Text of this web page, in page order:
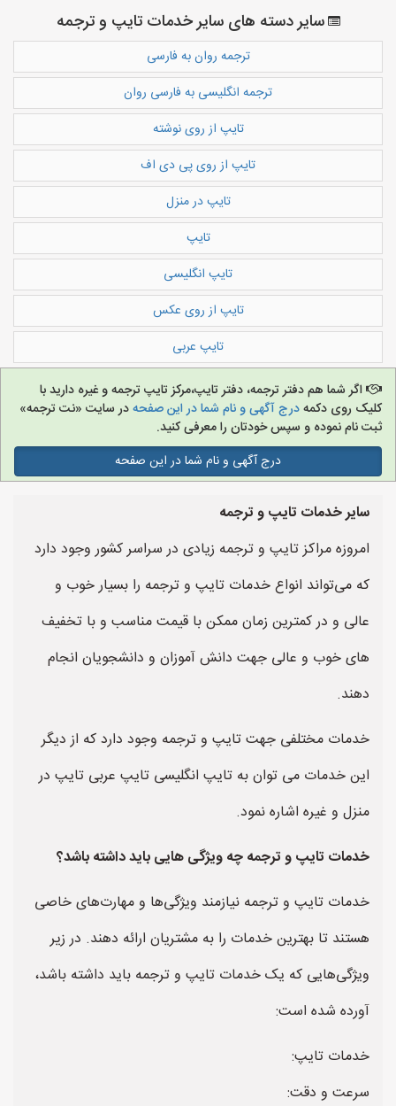
سایر دسته های سایر خدمات تایپ و ترجمه
ترجمه روان به فارسی
ترجمه انگلیسی به فارسی روان
تایپ از روی نوشته
تایپ از روی پی دی اف
تایپ در منزل
تایپ
تایپ انگلیسی
تایپ از روی عکس
تایپ عربی
اگر شما هم دفتر ترجمه، دفتر تایپ،مرکز تایپ ترجمه و غیره دارید با
کلیک روی دکمهدرج آگهی و نام شما در این صفحهدر سایت «نت ترجمه»
ثبت نام نموده و سپس خودتان را معرفی کنید.
درج آگهی و نام شما در این صفحه
سایر خدمات تایپ و ترجمه
امروزه مراکز تایپ و ترجمه زیادی در سراسر کشور وجود دارد
که می‌تواند انواع خدمات تایپ و ترجمه را بسیار خوب و
عالی و در کمترین زمان ممکن با قیمت مناسب و با تخفیف
های خوب و عالی جهت دانش آموزان و دانشجویان انجام
دهند.
خدمات مختلفی جهت تایپ و ترجمه وجود دارد که از دیگر
این خدمات می توان به تایپ انگلیسی تایپ عربی تایپ در
منزل و غیره اشاره نمود.
خدمات تایپ و ترجمه چه ویژگی هایی باید داشته باشد؟
خدمات تایپ و ترجمه نیازمند ویژگی‌ها و مهارت‌های خاصی
هستند تا بهترین خدمات را به مشتریان ارائه دهند. در زیر
ویژگی‌هایی که یک خدمات تایپ و ترجمه باید داشته باشد،
آورده شده است:
خدمات تایپ:
سرعت و دقت: